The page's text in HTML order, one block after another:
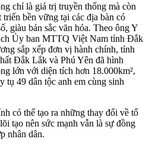
chỉ là giá trị truyền thống mà còn
triển bền vững tại các địa bàn có
giàu bản sắc văn hóa. Theo ông Y
Ủy ban MTTQ Việt Nam tỉnh Đắk
sắp xếp đơn vị hành chính, tỉnh
Đắk Lắk và Phú Yên đã hình
lớn với diện tích hơn 18.000km²,
tụ 49 dân tộc anh em cùng sinh
có thể tạo ra những thay đổi về tổ
tạo nên sức mạnh vẫn là sự đồng
nhân dân.